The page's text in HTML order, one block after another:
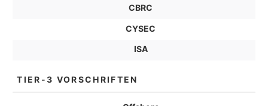
CBRC
CYSEC
ISA
TIER-3 VORSCHRIFTEN